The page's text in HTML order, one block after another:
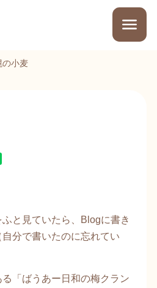
の小麦
と見ていたら、Blogに書き
分で書いたのに忘れてい
「ばうあー日和の梅クラン